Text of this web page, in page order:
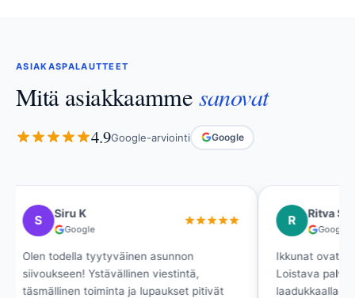
ASIAKASPALAUTTEET
Mitä asiakkaammesanovat
4.9Google-arviointi Google
S Siru K
Google
Olen todella tyytyväinen asunnon
siivoukseen! Ystävällinen viestintä,
täsmällinen toiminta ja lupaukset pitivät
R Ritva
Google
Ikkunat ovat
Loistava
laadukkaalla